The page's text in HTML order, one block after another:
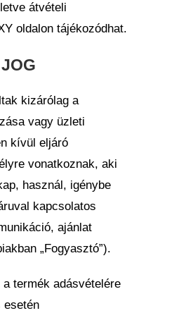
átvételi
oldalon tájékozódhat.
kizárólag a
vagy üzleti
kívül eljáró
vonatkoznak, aki
használ, igénybe
kapcsolatos
ajánlat
„Fogyasztó”).
termék adásvételére
esetén